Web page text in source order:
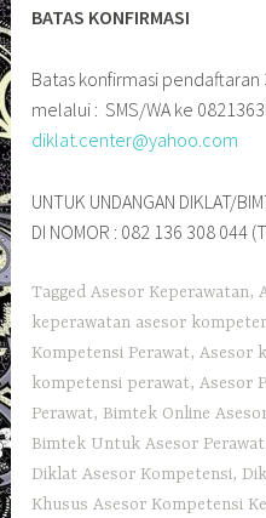
BATAS KONFIRMASI
Batas konfirmasi
melalui : SMS/WA ke
diklat.center@yahoo.com
UNTUK UNDANGAN DIKLAT/
DI NOMOR : 082 136 308 044
TaggedAsesor Keperawatan,
keperawatan asesor
Kompetensi Perawat,Asesor
kompetensi perawat,Asesor
Perawat, Bimtek Online
Bimtek Untuk Asesor Perawat
Diklat Asesor Kompetensi,
Khusus Asesor Kompetensi